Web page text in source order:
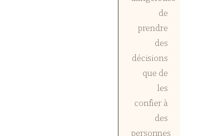
de
prendre
des
décisions
que de
les
confier à
des
personnes